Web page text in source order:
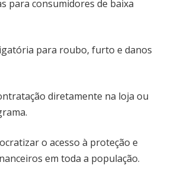
para consumidores de baixa
para roubo, furto e danos
diretamente na loja ou
o acesso à proteção e
em toda a população.